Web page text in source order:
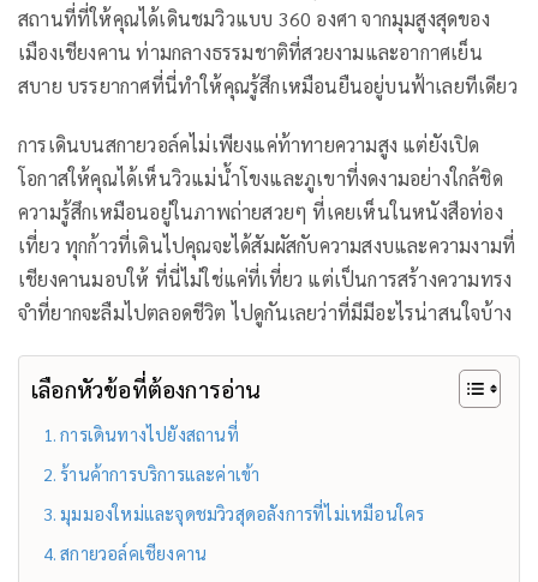
สถานที่ที่ให้คุณได้เดินชมวิวแบบ 360 องศา จากมุมสูงสุดของ
เมืองเชียงคาน ท่ามกลางธรรมชาติที่สวยงามและอากาศเย็น
สบาย บรรยากาศที่นี่ทำให้คุณรู้สึกเหมือนยืนอยู่บนฟ้าเลยทีเดียว
การเดินบนสกายวอล์คไม่เพียงแค่ท้าทายความสูง แต่ยังเปิด
โอกาสให้คุณได้เห็นวิวแม่น้ำโขงและภูเขาที่งดงามอย่างใกล้ชิด
ความรู้สึกเหมือนอยู่ในภาพถ่ายสวยๆ ที่เคยเห็นในหนังสือท่อง
เที่ยว ทุกก้าวที่เดินไปคุณจะได้สัมผัสกับความสงบและความงามที่
เชียงคานมอบให้ ที่นี่ไม่ใช่แค่ที่เที่ยว แต่เป็นการสร้างความทรง
จำที่ยากจะลืมไปตลอดชีวิต ไปดูกันเลยว่าที่มีมีอะไรน่าสนใจบ้าง
เลือกหัวข้อที่ต้องการอ่าน
การเดินทางไปยังสถานที่
ร้านค้าการบริการและค่าเข้า
มุมมองใหม่และจุดชมวิวสุดอลังการที่ไม่เหมือนใคร
สกายวอล์คเชียงคาน